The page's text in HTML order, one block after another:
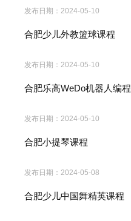
发布日期： 2024-05-10
合肥少儿外教篮球课程
发布日期： 2024-05-10
合肥乐高WeDo机器人编程
发布日期： 2024-05-10
合肥小提琴课程
发布日期： 2024-05-08
合肥少儿中国舞精英课程